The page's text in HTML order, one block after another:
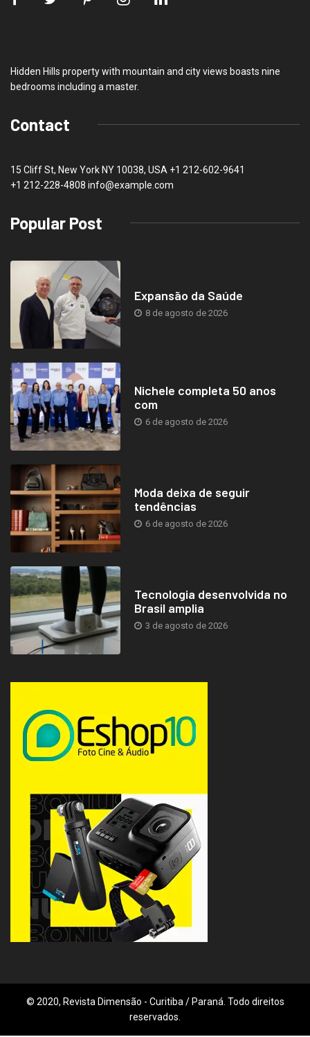
Hidden Hills property with mountain and city views boasts nine
bedrooms including a master.
Contact
15 Cliff St, New York NY 10038, USA +1 212-602-9641
+1 212-228-4808 info@example.com
Popular Post
Expansão da Saúde
8 de agosto de 2026
Nichele completa 50 anos
com
6 de agosto de 2026
Moda deixa de seguir
tendências
6 de agosto de 2026
Tecnologia desenvolvida no
Brasil amplia
3 de agosto de 2026
© 2020, Revista Dimensão - Curitiba / Paraná. Todo direitos
reservados.